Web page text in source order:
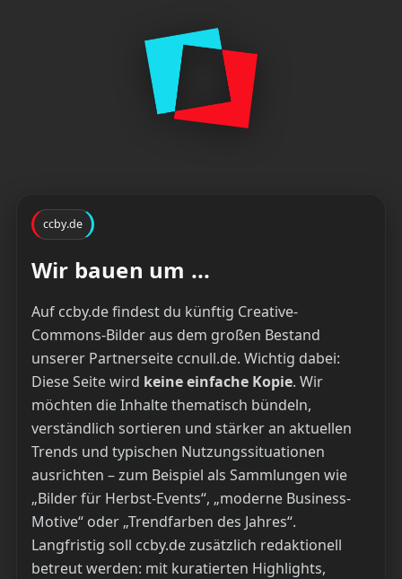
ccby.de
Wir bauen um ...
Auf ccby.de findest du künftig Creative-
Commons-Bilder aus dem großen Bestand
unserer Partnerseite ccnull.de. Wichtig dabei:
Diese Seite wird keine einfache Kopie. Wir
möchten die Inhalte thematisch bündeln,
verständlich sortieren und stärker an aktuellen
Trends und typischen Nutzungssituationen
ausrichten – zum Beispiel als Sammlungen wie
„Bilder für Herbst-Events“, „moderne Business-
Motive“ oder „Trendfarben des Jahres“.
Langfristig soll ccby.de zusätzlich redaktionell
betreut werden: mit kuratierten Highlights,